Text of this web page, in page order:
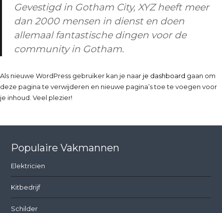
Gevestigd in Gotham City, XYZ heeft meer
dan 2000 mensen in dienst en doen
allemaal fantastische dingen voor de
community in Gotham.
Als nieuwe WordPress gebruiker kan je naar je dashboard gaan om
deze pagina te verwijderen en nieuwe pagina’s toe te voegen voor
je inhoud. Veel plezier!
Populaire Vakmannen
Elektricien
Kitbedrijf
Schilder